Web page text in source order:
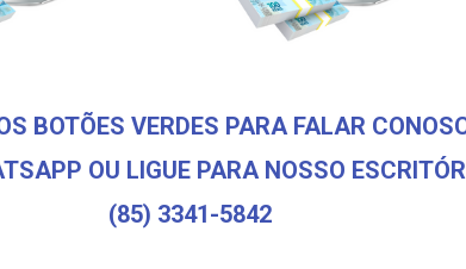
BOTÕES VERDES PARA FALAR
OU LIGUE PARA NOSSO
(85) 3341-5842